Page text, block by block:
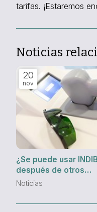
tarifas. ¡Estaremos
Noticias
20
nov
¿Se puede usar
después de otros
tratamientos
Noticias